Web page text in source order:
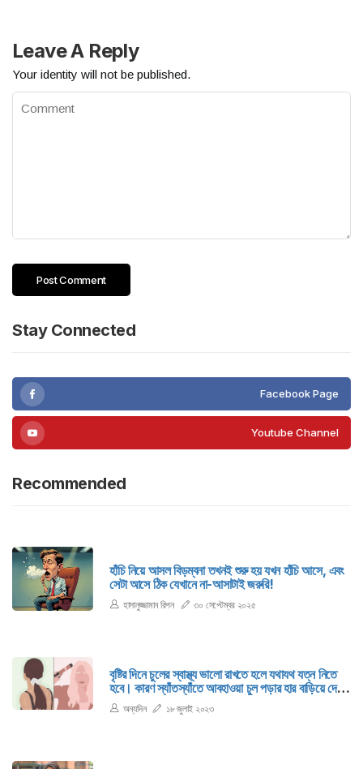
Leave A Reply
Your identity will not be published.
Stay Connected
Facebook Page
Youtube Channel
Recommended
হাঁচি নিয়ে আসল বিড়ম্বনা তখনই শুরু হয় যখন হাঁচি আসে, এবং
সেটা আসে ঠিক যেখানে না-আসাটাই জরুরি!
হাসানুজ্জামান রিপন ৩০ সেপ্টেম্বর ২০২৫
বৃষ্টির দিনে চুলের স্বাস্থ্য ভালো রাখতে হলে যথাযথ যত্ন নিতে
হবে। কারণ স্যাঁতস্যাঁতে আবহাওয়া চুল পড়ার হার বাড়িয়ে দেয়।
যত্নবিহীন চুলের উজ্জ্বলতা কমে যায়। তাই বর্ষায় সুস্থ ও সুন্দর
চুল পেতে কিছু নিয়ে মেনে চলা যেতে পারে।
অন্যদিন ১৮ জুলাই ২০২৩